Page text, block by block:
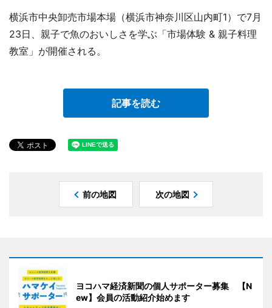
横浜市中央卸売市場本場（横浜市神奈川区山内町1）で7月
23日、親子で魚のおいしさを学ぶ「市場体験 & 親子料理
教室」が開催される。
記事を読む
前の地図 次の地図
ヨコハマ経済新聞の個人サポーター募集 【N
ew】会員の活動紹介始めます